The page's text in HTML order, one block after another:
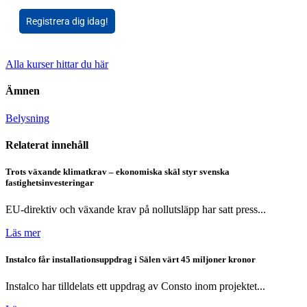
Registrera dig idag!
Alla kurser hittar du här
Ämnen
Belysning
Relaterat innehåll
Trots växande klimatkrav – ekonomiska skäl styr svenska
fastighetsinvesteringar
EU-direktiv och växande krav på nollutsläpp har satt press...
Läs mer
Instalco får installationsuppdrag i Sälen värt 45 miljoner kronor
Instalco har tilldelats ett uppdrag av Consto inom projektet...